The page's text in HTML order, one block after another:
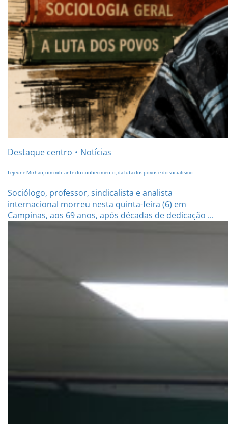
Destaque centro Notícias
Lejeune Mirhan, um militante do conhecimento, da luta dos povos e do socialismo
Sociólogo, professor, sindicalista e analista
internacional morreu nesta quinta-feira (6) em
Campinas, aos 69 anos, após décadas de dedicação ...